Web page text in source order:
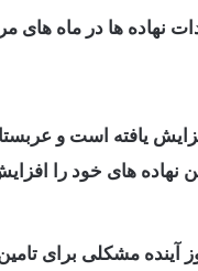
نهاده ها در ماه های
یافته است و